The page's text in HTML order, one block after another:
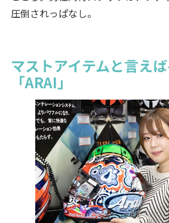
圧倒されっぱなし。
マストアイテムと言え
「ARAI」